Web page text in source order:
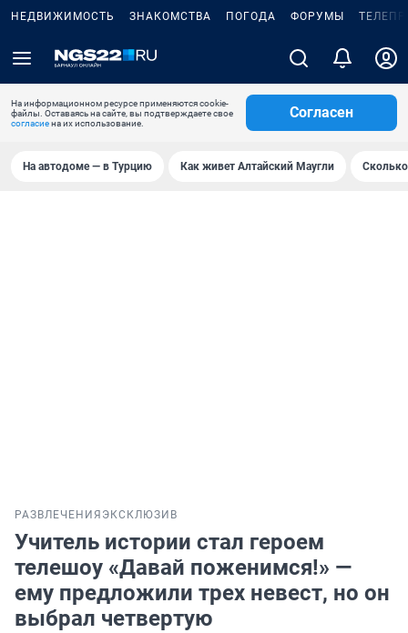
НЕДВИЖИМОСТЬ ЗНАКОМСТВА ПОГОДА ФОРУМЫ
На информационном ресурсе применяются cookie-
файлы. Оставаясь на сайте, вы подтверждаете свое
согласиена их использование.
Согласен
На автодоме — в Турцию Как живет Алтайский Маугли
РАЗВЛЕЧЕНИЯ ЭКСКЛЮЗИВ
Учитель истории стал героем
телешоу «Давай поженимся!» —
ему предложили трех невест, но он
выбрал четвертую